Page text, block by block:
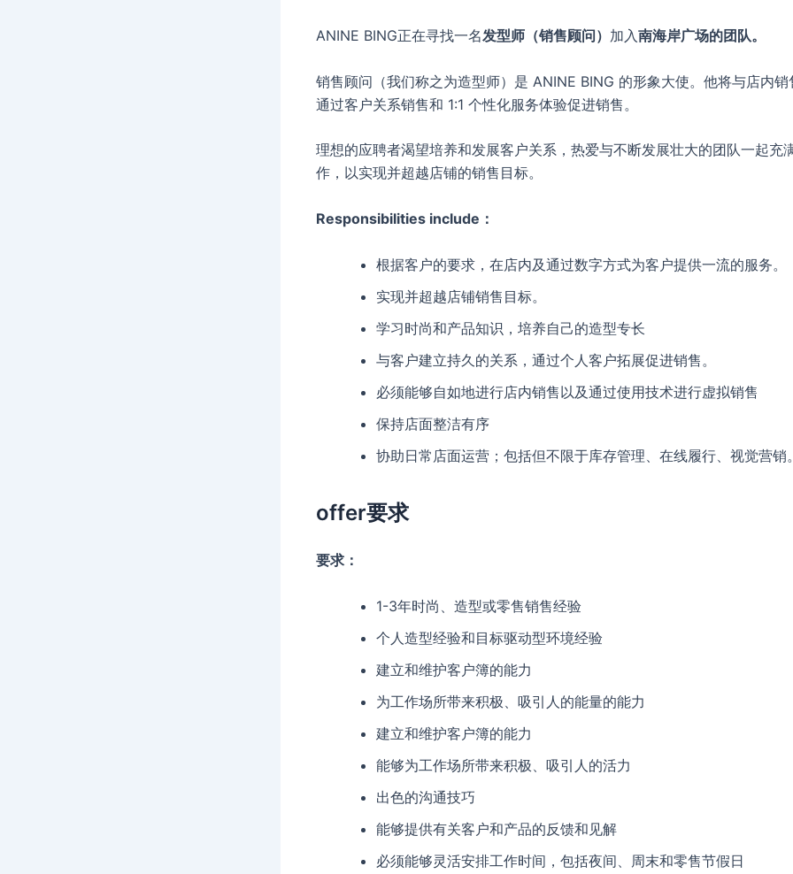
ANINE BING正在寻找一名发型师（销售顾问） 加入南海岸广场的团队。
销售顾问（我们称之为造型师）是 ANINE BING 的形象大使。他将与店内
通过客户关系销售和 1:1 个性化服务体验促进销售。
理想的应聘者渴望培养和发展客户关系，热爱与不断发展壮大的团队一起充
作，以实现并超越店铺的销售目标。
Responsibilities include：
根据客户的要求，在店内及通过数字方式为客户提供一流的服务。
实现并超越店铺销售目标。
学习时尚和产品知识，培养自己的造型专长
与客户建立持久的关系，通过个人客户拓展促进销售。
必须能够自如地进行店内销售以及通过使用技术进行虚拟销售
保持店面整洁有序
协助日常店面运营；包括但不限于库存管理、在线履行、视觉营销
offer要求
要求：
1-3年时尚、造型或零售销售经验
个人造型经验和目标驱动型环境经验
建立和维护客户簿的能力
为工作场所带来积极、吸引人的能量的能力
建立和维护客户簿的能力
能够为工作场所带来积极、吸引人的活力
出色的沟通技巧
能够提供有关客户和产品的反馈和见解
必须能够灵活安排工作时间，包括夜间、周末和零售节假日